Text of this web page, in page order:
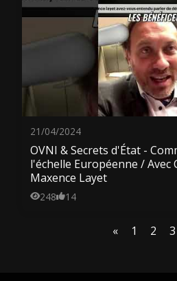
21/04/2024
OVNI & Secrets d'État -
l'échelle Européenne / Avec
Maxence Layet
248 14
« 1 2 3